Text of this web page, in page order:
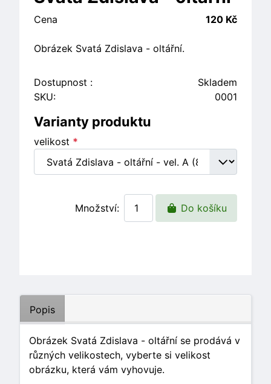
Cena 120 Kč
Obrázek Svatá Zdislava - oltářní.
Dostupnost :
Skladem
SKU:
0001
Varianty produktu
velikost *
Množství: Do košíku
Popis
Obrázek Svatá Zdislava - oltářní se prodává v
různých velikostech, vyberte si velikost
obrázku, která vám vyhovuje.